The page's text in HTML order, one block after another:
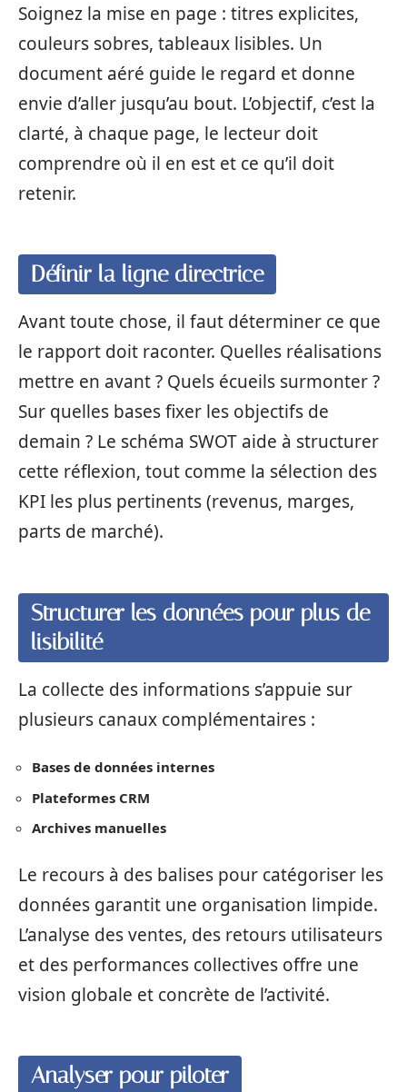
Soignez la mise en page : titres explicites,
couleurs sobres, tableaux lisibles. Un
document aéré guide le regard et donne
envie d’aller jusqu’au bout. L’objectif, c’est la
clarté, à chaque page, le lecteur doit
comprendre où il en est et ce qu’il doit
retenir.
Définir la ligne directrice
Avant toute chose, il faut déterminer ce que
le rapport doit raconter. Quelles réalisations
mettre en avant ? Quels écueils surmonter ?
Sur quelles bases fixer les objectifs de
demain ? Le schéma SWOT aide à structurer
cette réflexion, tout comme la sélection des
KPI les plus pertinents (revenus, marges,
parts de marché).
Structurer les données pour plus de
lisibilité
La collecte des informations s’appuie sur
plusieurs canaux complémentaires :
Bases de données internes
Plateformes CRM
Archives manuelles
Le recours à des balises pour catégoriser les
données garantit une organisation limpide.
L’analyse des ventes, des retours utilisateurs
et des performances collectives offre une
vision globale et concrète de l’activité.
Analyser pour piloter